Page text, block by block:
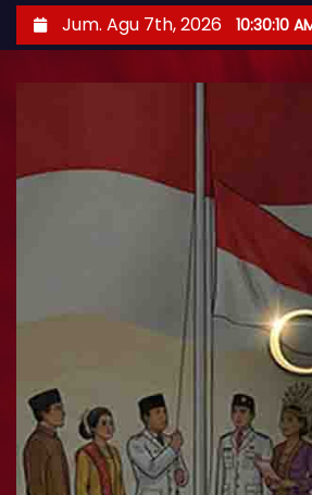
Jum. Agu 7th, 2026 10:30:11 AM